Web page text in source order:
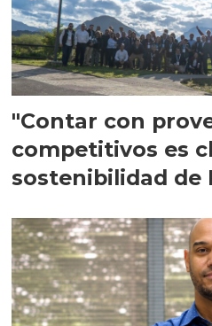
"Contar con
competitivos es
sostenibilidad de